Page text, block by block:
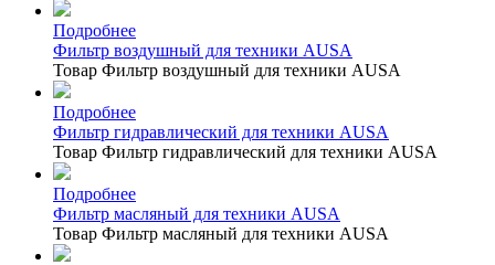
Подробнее
Фильтр воздушный для техники AUSA
Товар Фильтр воздушный для техники AUSA
Подробнее
Фильтр гидравлический для техники AUSA
Товар Фильтр гидравлический для техники AUSA
Подробнее
Фильтр масляный для техники AUSA
Товар Фильтр масляный для техники AUSA